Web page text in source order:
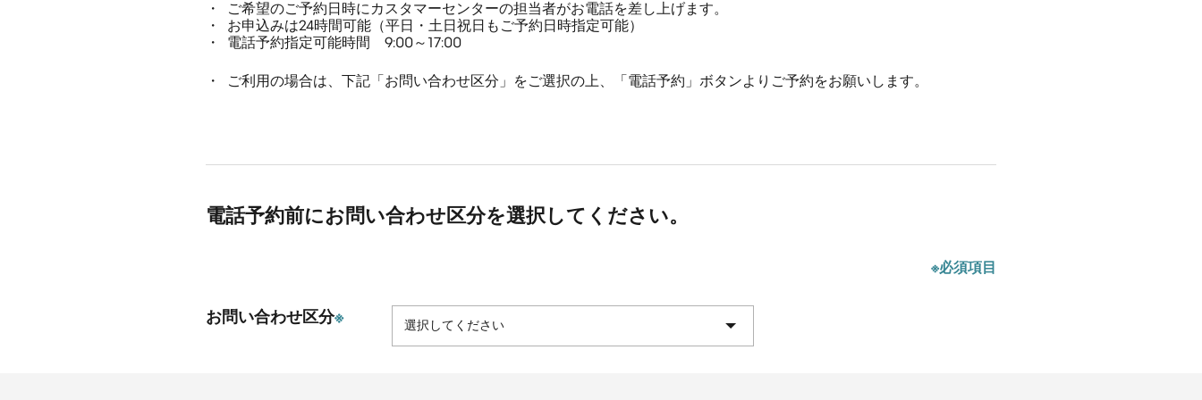
ご希望のご予約日時にカスタマーセンターの担当者がお電話を差し上げます。
お申込みは24時間可能（平日・土日祝日もご予約日時指定可能）
電話予約指定可能時間 9:00～17:00
ご利用の場合は、下記「お問い合わせ区分」をご選択の上、「電話予約」ボタンよりご予約をお願いします。
電話予約前にお問い合わせ区分を選択してください。
※必須項目
お問い合わせ区分※